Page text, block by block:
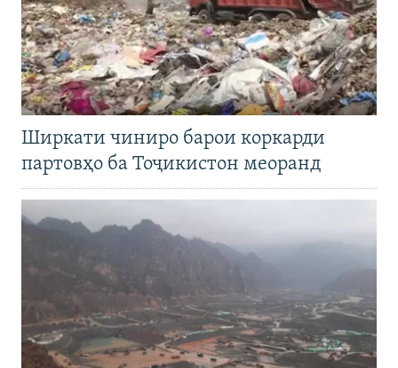
Ширкати чиниро барои коркарди
партовҳо ба Тоҷикистон меоранд